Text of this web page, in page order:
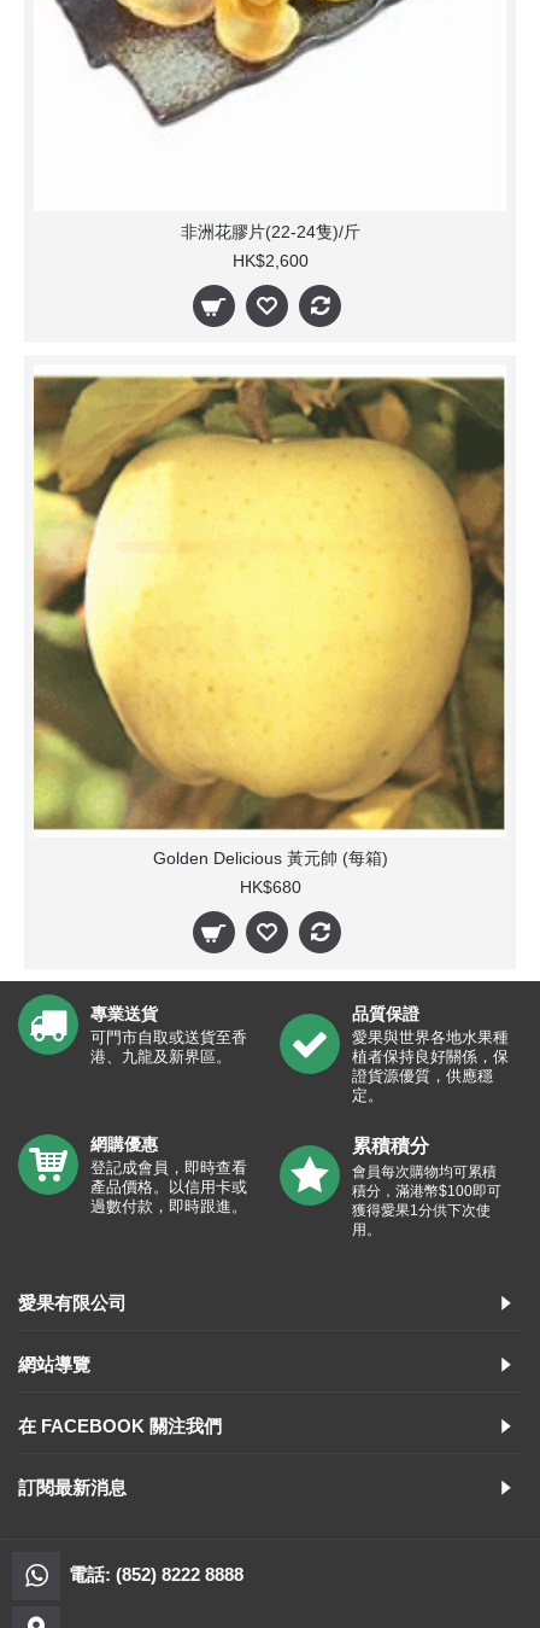
非洲花膠片(22-24隻)/斤
HK$2,600
Golden Delicious 黃元帥 (每箱)
HK$680
專業送貨
可門市自取或送貨至香
港、九龍及新界區。
品質保證
愛果與世界各地水果種
植者保持良好關係，保
證貨源優質，供應穩
定。
網購優惠
登記成會員，即時查看
產品價格。以信用卡或
過數付款，即時跟進。
累積積分
會員每次購物均可累積
積分，滿港幣$100即可
獲得愛果1分供下次使
用。
愛果有限公司
網站導覽
在 FACEBOOK 關注我們
訂閱最新消息
電話: (852) 8222 8888